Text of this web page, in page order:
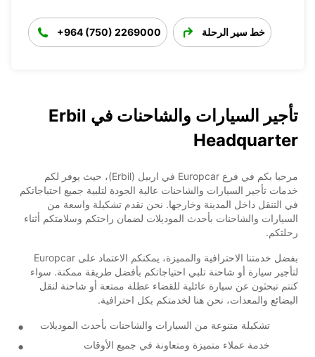
+964 (750) 2269000 خط سير الرحلة
تأجير السيارات والشاحنات في Erbil
Headquarter
مرحبا بكم في فرع Europcar في اربيل (Erbil)، حيث يوفر لكم
خدمات تأجير السيارات والشاحنات عالية الجودة لتلبية جميع احتياجاتكم
في التنقل داخل المدينة وخارجها. نحن نقدم تشكيلة واسعة من
السيارات والشاحنات بأحدث الموديلات لضمان راحتكم وسلامتكم أثناء
رحلتكم.
بفضل خدمتنا الاحترافية والمميزة، يمكنكم الاعتماد على Europcar
لتأجير سيارة أو شاحنة تلبي احتياجاتكم بأفضل طريقة ممكنة. سواء
كنتم تبحثون عن سيارة عائلية للقضاء عطلة ممتعة أو شاحنة لنقل
البضائع والمعدات، نحن هنا لخدمتكم بكل احترافية.
تشكيلة متنوعة من السيارات والشاحنات بأحدث الموديلات
خدمة عملاء متميزة ومتعاونة في جميع الأوقات